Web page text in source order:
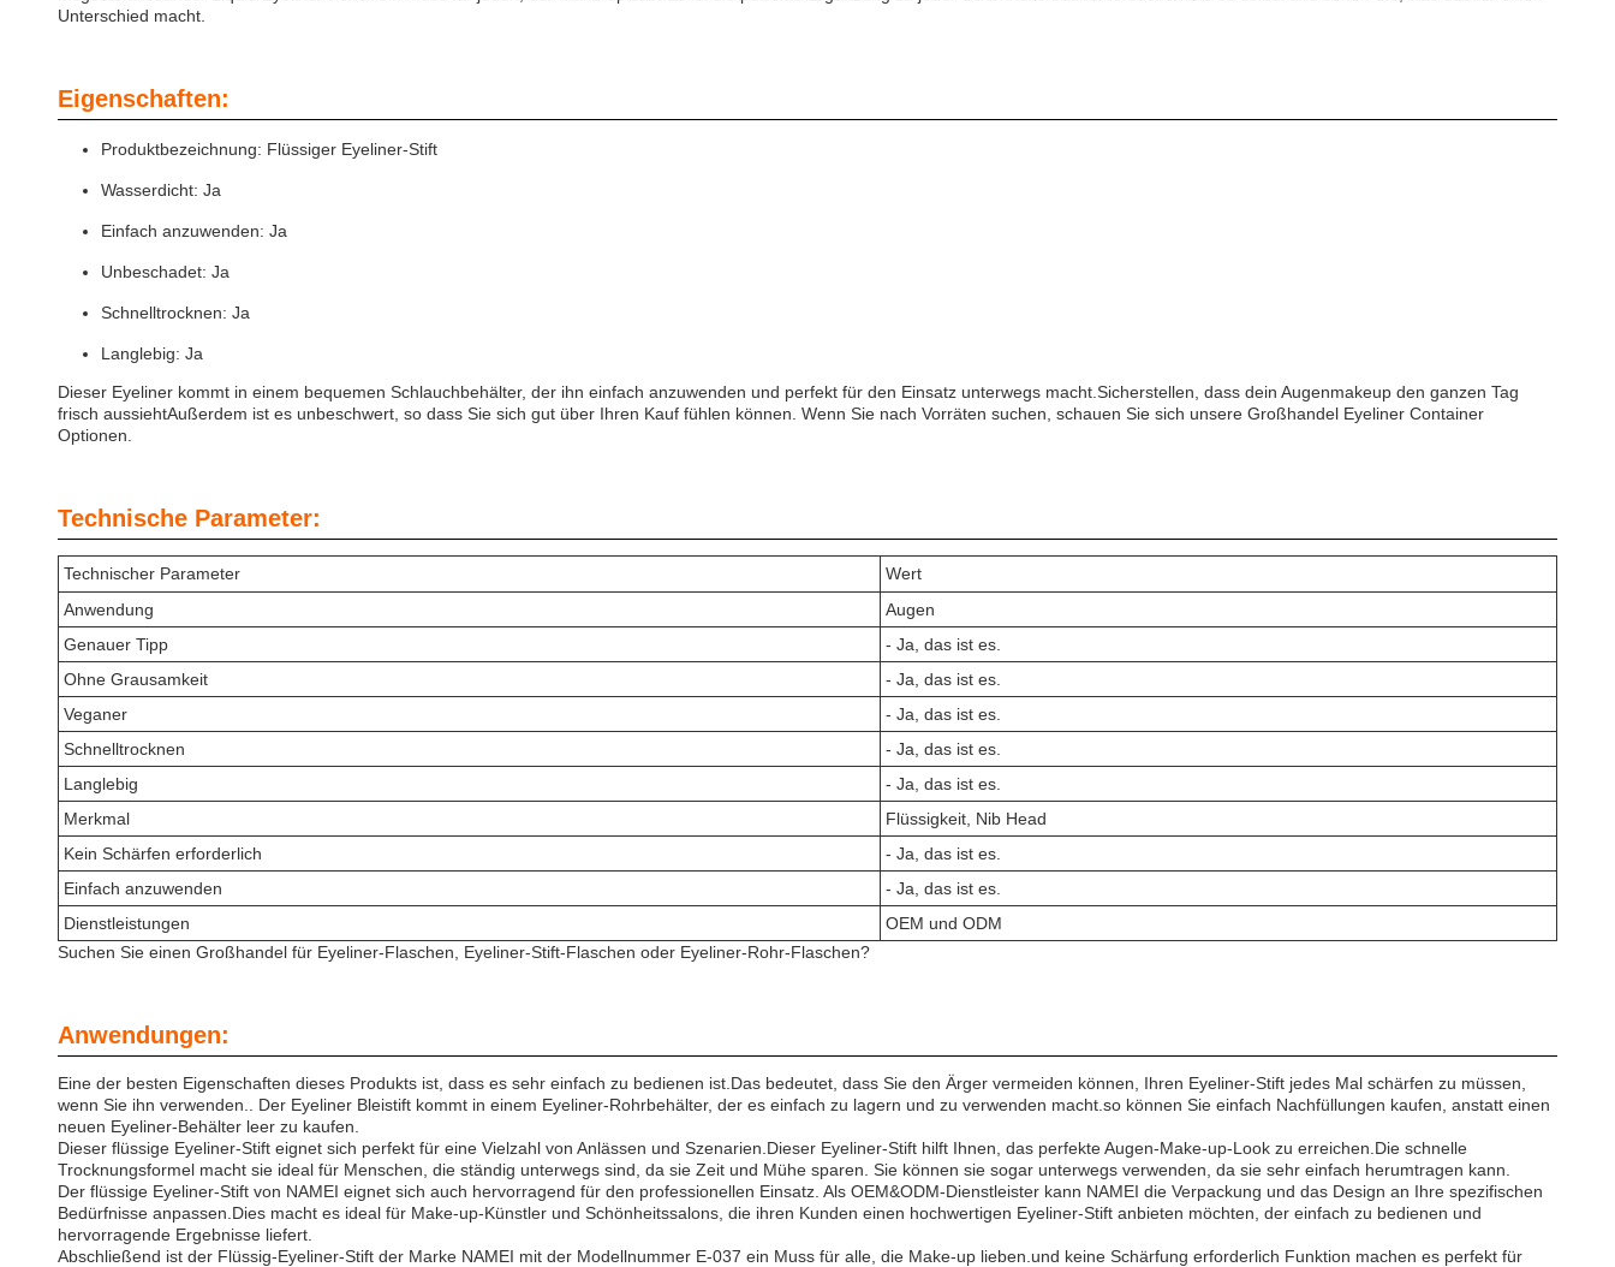
Unterschied macht.
Eigenschaften:
Produktbezeichnung: Flüssiger Eyeliner-Stift
Wasserdicht: Ja
Einfach anzuwenden: Ja
Unbeschadet: Ja
Schnelltrocknen: Ja
Langlebig: Ja
Dieser Eyeliner kommt in einem bequemen Schlauchbehälter, der ihn einfach anzuwenden und perfekt für den Einsatz unterwegs macht.Sicherstellen, dass dein Augenmakeup den ganzen Tag
frisch aussiehtAußerdem ist es unbeschwert, so dass Sie sich gut über Ihren Kauf fühlen können. Wenn Sie nach Vorräten suchen, schauen Sie sich unsere Großhandel Eyeliner Container
Optionen.
Technische Parameter:
Technischer Parameter
Wert
Anwendung
Augen
Genauer Tipp
- Ja, das ist es.
Ohne Grausamkeit
- Ja, das ist es.
Veganer
- Ja, das ist es.
Schnelltrocknen
- Ja, das ist es.
Langlebig
- Ja, das ist es.
Merkmal
Flüssigkeit, Nib Head
Kein Schärfen erforderlich
- Ja, das ist es.
Einfach anzuwenden
- Ja, das ist es.
Dienstleistungen
OEM und ODM
Suchen Sie einen Großhandel für Eyeliner-Flaschen, Eyeliner-Stift-Flaschen oder Eyeliner-Rohr-Flaschen?
Anwendungen:
Eine der besten Eigenschaften dieses Produkts ist, dass es sehr einfach zu bedienen ist.Das bedeutet, dass Sie den Ärger vermeiden können, Ihren Eyeliner-Stift jedes Mal schärfen zu müssen,
wenn Sie ihn verwenden.. Der Eyeliner Bleistift kommt in einem Eyeliner-Rohrbehälter, der es einfach zu lagern und zu verwenden macht.so können Sie einfach Nachfüllungen kaufen, anstatt einen
neuen Eyeliner-Behälter leer zu kaufen.
Dieser flüssige Eyeliner-Stift eignet sich perfekt für eine Vielzahl von Anlässen und Szenarien.Dieser Eyeliner-Stift hilft Ihnen, das perfekte Augen-Make-up-Look zu erreichen.Die schnelle
Trocknungsformel macht sie ideal für Menschen, die ständig unterwegs sind, da sie Zeit und Mühe sparen. Sie können sie sogar unterwegs verwenden, da sie sehr einfach herumtragen kann.
Der flüssige Eyeliner-Stift von NAMEI eignet sich auch hervorragend für den professionellen Einsatz. Als OEM&ODM-Dienstleister kann NAMEI die Verpackung und das Design an Ihre spezifischen
Bedürfnisse anpassen.Dies macht es ideal für Make-up-Künstler und Schönheitssalons, die ihren Kunden einen hochwertigen Eyeliner-Stift anbieten möchten, der einfach zu bedienen und
hervorragende Ergebnisse liefert.
Abschließend ist der Flüssig-Eyeliner-Stift der Marke NAMEI mit der Modellnummer E-037 ein Muss für alle, die Make-up lieben.und keine Schärfung erforderlich Funktion machen es perfekt für